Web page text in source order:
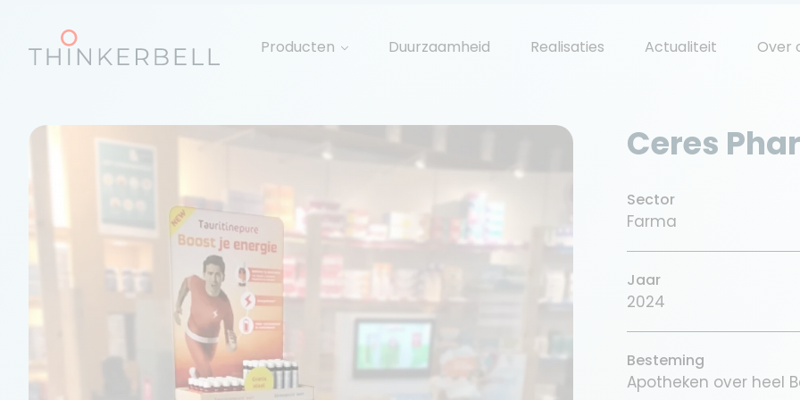
Producten Duurzaamheid Realisaties Actualiteit Over
Ceres
Sector
Farma
Jaar
2024
Besteming
Apotheken over heel